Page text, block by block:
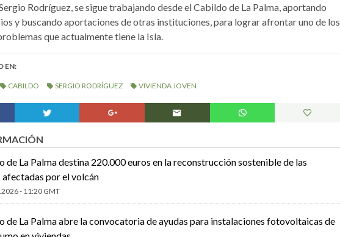
Rodríguez, se sigue trabajando desde el Cabildo de La Palma, aportando
y buscando aportaciones de otras instituciones, para lograr afrontar uno de los
que actualmente tiene la Isla.
EN:
CABILDO SERGIO RODRÍGUEZ VIVIENDA JOVEN
de La Palma destina 220.000 euros en la reconstrucción sostenible de las
afectadas por el volcán
- 11:20 GMT
de La Palma abre la convocatoria de ayudas para instalaciones fotovoltaicas de